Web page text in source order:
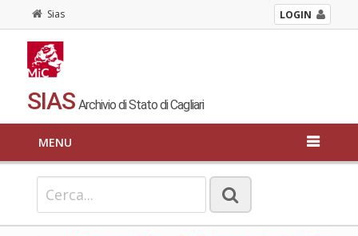
Sias LOGIN
SIAS Archivio di Stato di Cagliari
MENU